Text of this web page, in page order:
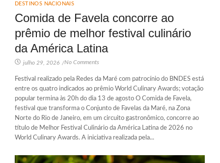
DESTINOS NACIONAIS
Comida de Favela concorre ao
prêmio de melhor festival culinário
da América Latina
julho 29, 2026 /No Comments
Festival realizado pela Redes da Maré com patrocínio do BNDES está
entre os quatro indicados ao prêmio World Culinary Awards; votação
popular termina às 20h do dia 13 de agosto O Comida de Favela,
festival que transforma o Conjunto de Favelas da Maré, na Zona
Norte do Rio de Janeiro, em um circuito gastronômico, concorre ao
título de Melhor Festival Culinário da América Latina de 2026 no
World Culinary Awards. A iniciativa realizada pela...